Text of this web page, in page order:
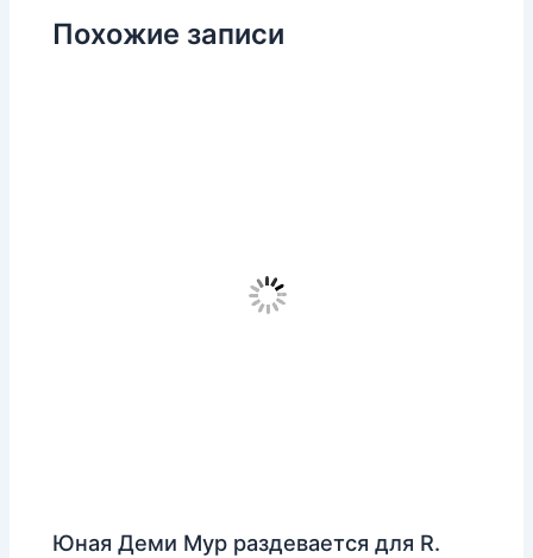
Похожие записи
Юная Деми Мур раздевается для R.